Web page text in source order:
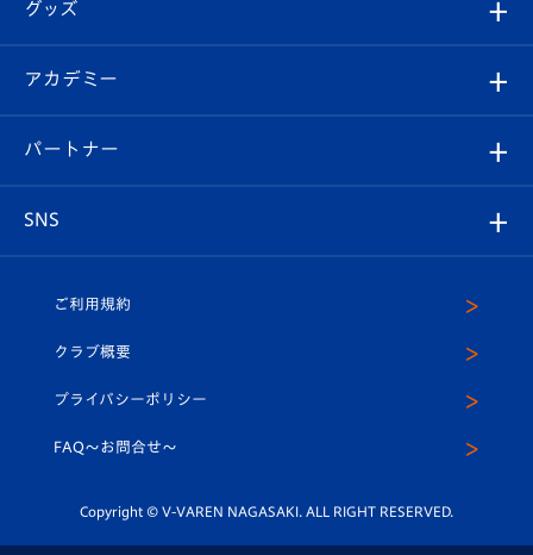
チケット
イベント
メディア
ホームタウン
スタッフプロフィール
マスコット紹介
平和祈念活動
ホームタウン活動
Revive Team
ヴィヴィくんの長崎おもてなしガイド
フォトギャラリー
スタジアムグルメ
V-LOVERS（ファンクラブ）
プレイヤーズスイート
グッズ
オンラインショップ
店舗情報
アカデミー
育成からのお知らせ
U-18
スクール
パートナー
SNS
ヴィヴィくんインスタグラム
公式LINE＠
ご利用規約
クラブ概要
プライバシーポリシー
FAQ〜お問合せ〜
Copyright © V-VAREN NAGASAKI. ALL RIGHT RESERVED.